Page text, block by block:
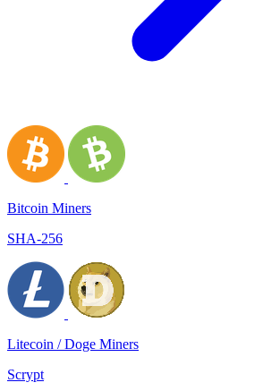
Bitcoin Miners
SHA-256
Litecoin / Doge Miners
Scrypt